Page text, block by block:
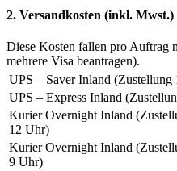
2. Versandkosten (inkl. Mwst.)
Diese Kosten fallen pro Auftrag
mehrere Visa beantragen).
UPS – Saver Inland (Zustellung
UPS – Express Inland
Kurier Overnight Inland
12 Uhr)
Kurier Overnight Inland
9 Uhr)